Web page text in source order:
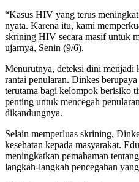
“Kasus HIV yang terus
nyata. Karena itu, kami
skrining HIV secara masif untuk
ujarnya, Senin (9/6).
Menurutnya, deteksi dini menjadi
rantai penularan. Dinkes
terutama bagi kelompok berisiko
penting untuk mencegah
dikandungnya.
Selain memperluas skrining,
kesehatan kepada masyarakat.
meningkatkan pemahaman
langkah-langkah pencegahan